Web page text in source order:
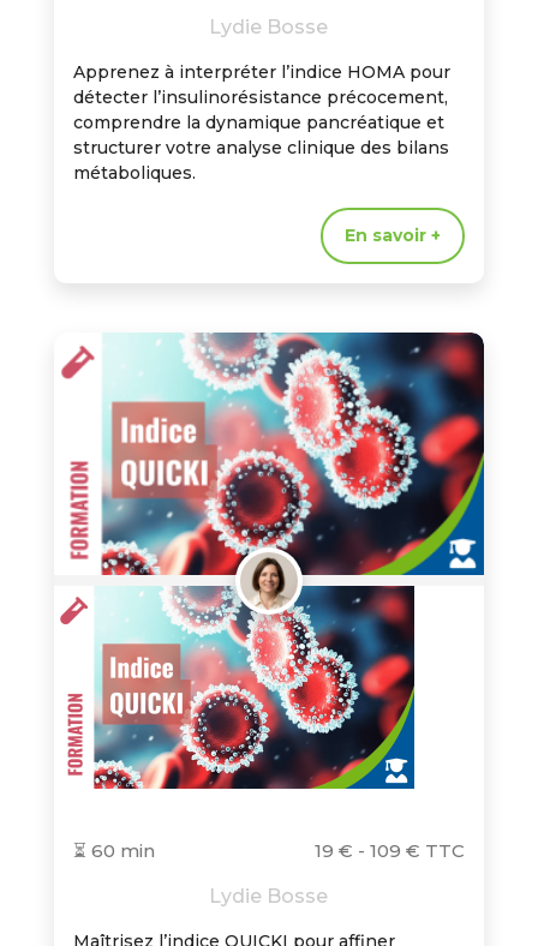
Lydie Bosse
Apprenez à interpréter l’indice HOMA pour
détecter l’insulinorésistance précocement,
comprendre la dynamique pancréatique et
structurer votre analyse clinique des bilans
métaboliques.
En savoir +
⏳ 60 min
19 € - 109 € TTC
Lydie Bosse
Maîtrisez l’indice QUICKI pour affiner